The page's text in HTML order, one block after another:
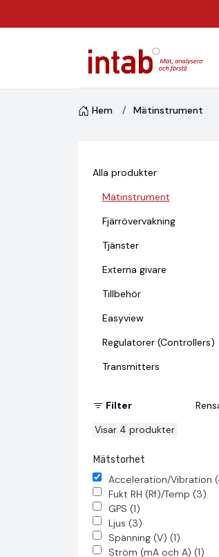
Hem Mätinstrument
Alla produkter
Mätinstrument
Fjärrövervakning
Tjänster
Externa givare
Tillbehör
Easyview
Regulatorer (Controllers)
Transmitters
Filter
Visar 4 produkter
Mätstorhet
Acceleration/Vibration
Fukt RH (Rf)/Temp (3)
GPS (1)
Ljus (3)
Spänning (V) (1)
Ström (mA och A) (1)